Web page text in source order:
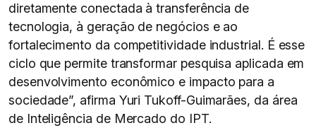
diretamente conectada à transferência de
tecnologia, à geração de negócios e ao
fortalecimento da competitividade industrial. É esse
ciclo que permite transformar pesquisa aplicada em
desenvolvimento econômico e impacto para a
sociedade”, afirma Yuri Tukoff-Guimarães, da área
de Inteligência de Mercado do IPT.